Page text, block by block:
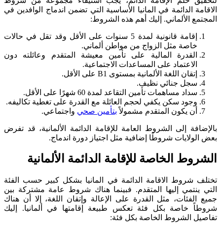
الاقامة الدائمة في المانيا الأساسية التي تضمن اندماج الوافدين في
المجتمع الألماني. إليك أهم هذه الشروط:
إقامة قانونية لمدة 5 سنوات على الأقل وقد تقل في حالات
خاصة مثل الزواج من مواطن ألماني.
القدرة المالية على تأمين معيشة المتقدم وعائلته دون
الاعتماد على المساعدات الاجتماعية.
إتقان اللغة الألمانية بمستوى B1 على الأقل.
سجل جنائي نظيف.
سداد مساهمات تأمين التقاعد لمدة 60 شهرًا على الأقل.
وجود سكن يكفي لحجم العائلة مع القدرة على تغطية تكاليفه.
أن يكون المتقدم مشمولاًبتأمين صحي واجتماعي.
بالإضافة إلى الشروط العامة للإقامة الدائمة الألمانية، قد تفرض
بعض الولايات شروطًا إضافية مثل اجتياز دورة اندماج.
الشروط الخاصة للإقامة الدائمة الألمانية
تختلف شروط الاقامة الدائمة في المانيا بشكل كبير حسب الفئة
التي ينتمي إليها المتقدم. فبينما هناك شروط عامة مشتركة بين
جميع الفئات، مثل القدرة على الإعالة وإتقان اللغة، إلا أن هناك
شروطاً خاصة بكل فئة تعكس طبيعة إقامتها في ألمانيا. إليك
تفاصيل الشروط الخاصة بكل فئة: